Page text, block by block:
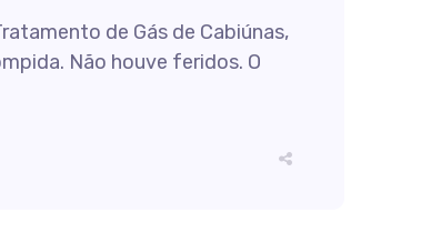
de Gás de Cabiúnas,
Não houve feridos. O